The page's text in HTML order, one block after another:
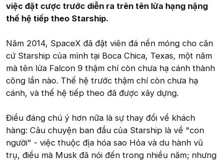
việc đặt cược trước diễn ra trên tên lửa hạng nặng
thế hệ tiếp theo Starship.
Năm 2014, SpaceX đã đặt viên đá nền móng cho căn
cứ Starship của mình tại Boca Chica, Texas, một năm
mà tên lửa Falcon 9 thậm chí còn chưa hạ cánh thành
công lần nào. Thế hệ trước thậm chí còn chưa hạ
cánh, và thế hệ tiếp theo đã được xây dựng.
Điều đáng chú ý hơn nữa là sự thay đổi về khách
hàng: Câu chuyện ban đầu của Starship là về "con
người" - việc thuộc địa hóa sao Hỏa và du hành vũ
trụ, điều mà Musk đã nói đến trong nhiều năm; nhưng